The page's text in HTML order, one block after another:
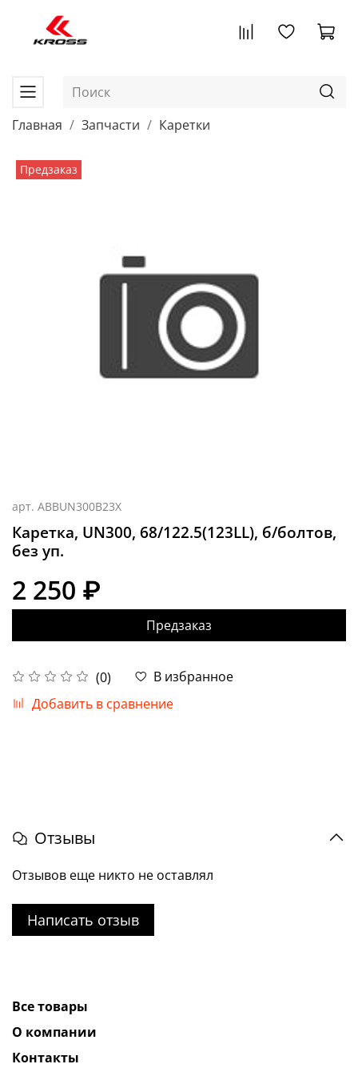
Главная Запчасти Каретки
Предзаказ
арт. ABBUN300B23X
Каретка, UN300, 68/122.5(123LL), б/болтов,
без уп.
(0)
В избранное
Добавить в сравнение
2 250 ₽
Предзаказ
Отзывы
Отзывов еще никто не оставлял
Написать отзыв
Все товары
О компании
Контакты